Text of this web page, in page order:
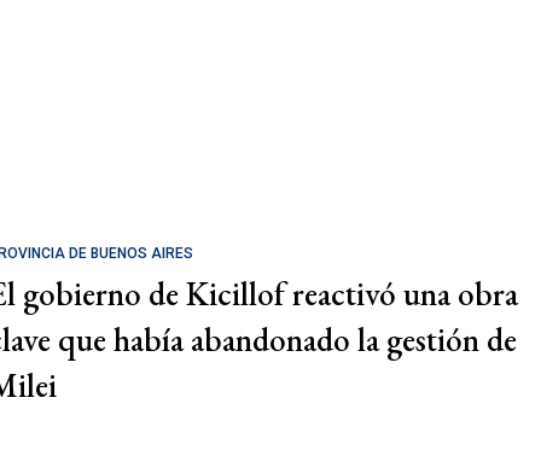
DE BUENOS AIRES
gobierno de Kicillof reactivó una obra
que había abandonado la gestión de